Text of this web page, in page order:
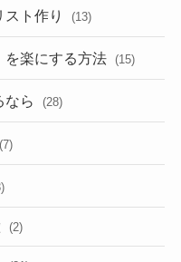
ト作り (13)
を楽にする方法 (15)
なら (28)
(7)
(2)